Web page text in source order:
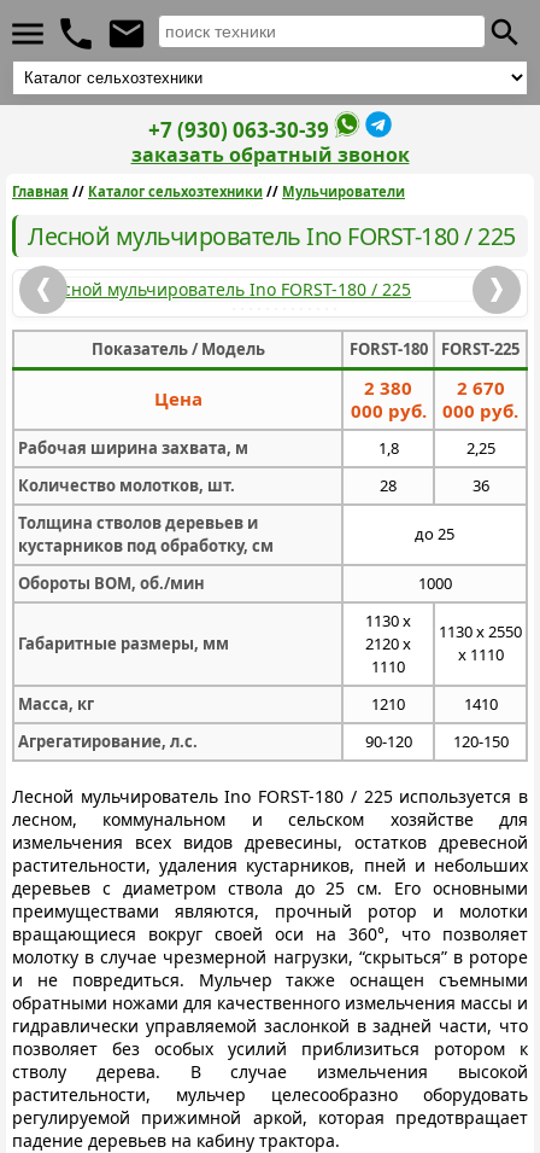
+7 (930) 063-30-39
заказать обратный звонок
Главная // Каталог сельхозтехники // Мульчирователи
Лесной мульчирователь Ino FORST-180 / 225
Показатель / Модель FORST-180 FORST-225
Цена
2 380
000 руб.
2 670
000 руб.
Рабочая ширина захвата, м 1,8
2,25
Количество молотков, шт.
28
36
Толщина стволов деревьев и
кустарников под обработку, см
до 25
Обороты ВОМ, об./мин 1000
Габаритные размеры, мм
1130 х
2120 х
1110
1130 х 2550
х 1110
Масса, кг 1210
1410
Агрегатирование, л.с.
90-120 120-150
Лесной мульчирователь Ino FORST-180 / 225 используется в
лесном, коммунальном и сельском хозяйстве для
измельчения всех видов древесины, остатков древесной
растительности, удаления кустарников, пней и небольших
деревьев с диаметром ствола до 25 см. Его основными
преимуществами являются, прочный ротор и молотки
вращающиеся вокруг своей оси на 360°, что позволяет
молотку в случае чрезмерной нагрузки, “скрыться” в роторе
и не повредиться. Мульчер также оснащен съемными
обратными ножами для качественного измельчения массы и
гидравлически управляемой заслонкой в задней части, что
позволяет без особых усилий приблизиться ротором к
стволу дерева. В случае измельчения высокой
растительности, мульчер целесообразно оборудовать
регулируемой прижимной аркой, которая предотвращает
падение деревьев на кабину трактора.